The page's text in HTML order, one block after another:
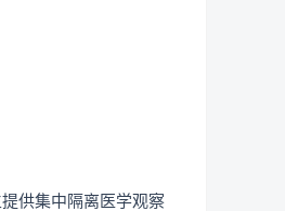
供集中隔离医学观察